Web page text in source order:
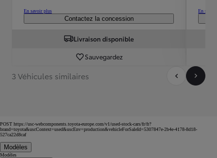
En savoir plus
Contactez la concession
Livraison disponible
Sauvegardez
En
3 Véhicules similaires
POST https://usc-webcomponents.toyota-europe.com/v1/used-stock-cars/fr/fr?
brand=toyota&uscContext=used&uscEnv=production&vehicleForSaleId=5307847e-2b4e-4178-8d18-
527ca22d8caf
Modèles
Modèles